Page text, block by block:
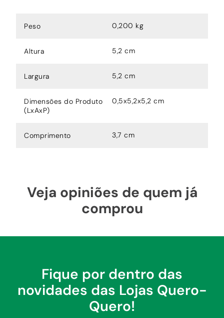
Peso 0,200 kg
Altura 5,2 cm
Largura 5,2 cm
Dimensões do Produto
(LxAxP)
0,5x5,2x5,2 cm
Comprimento 3,7 cm
Veja opiniões de quem já
comprou
Fique por dentro das
novidades das Lojas Quero-
Quero!